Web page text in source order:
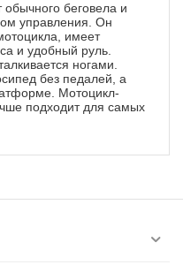
обычного беговела и
управления. Он
имеет
и удобный руль.
ногами.
без педалей, а
Мотоцикл-
подходит для самых